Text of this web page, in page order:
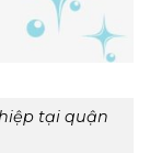
tại quận